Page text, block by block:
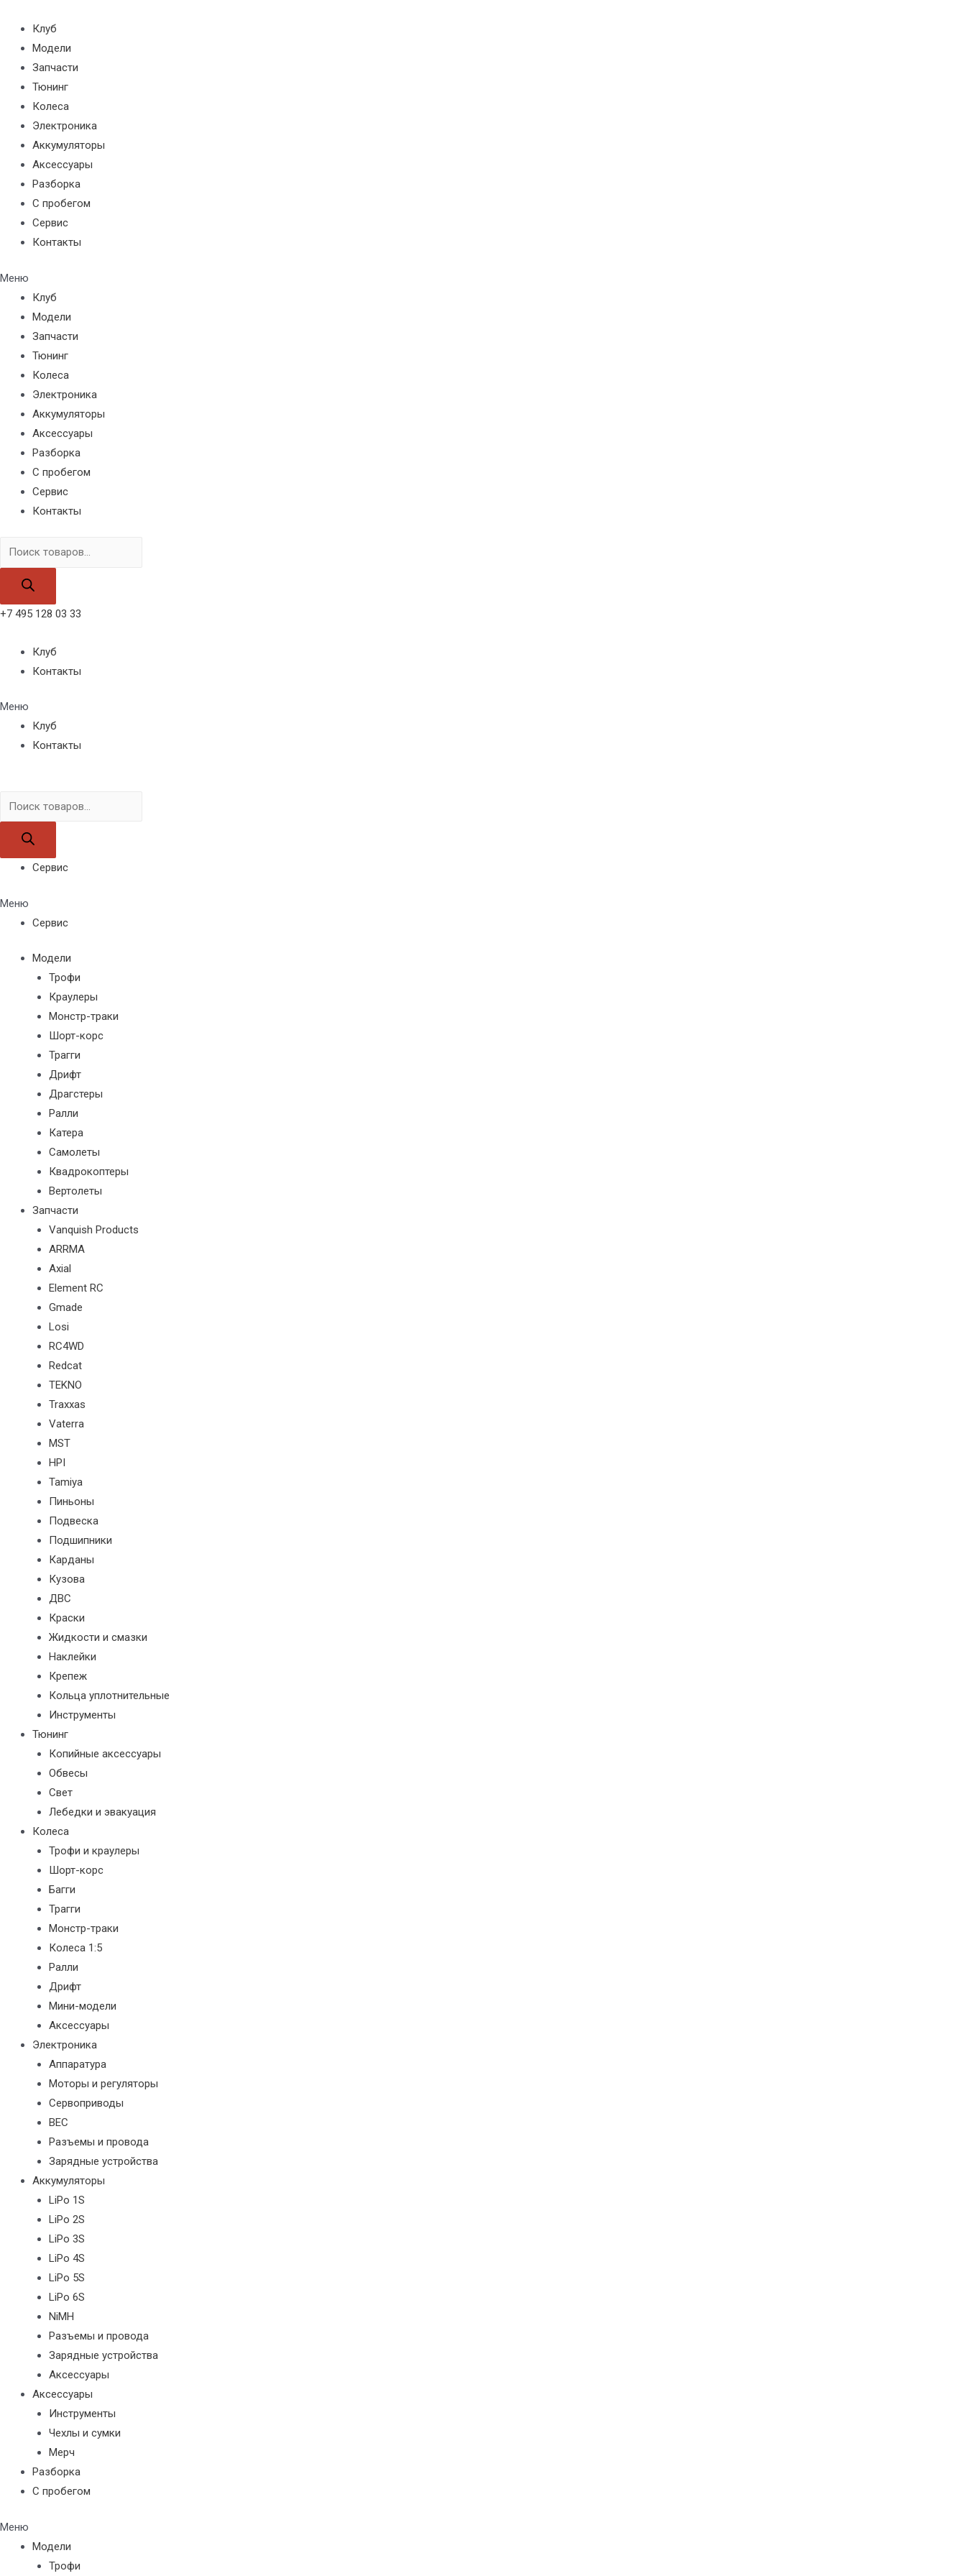
содержимому
Клуб
Модели
Запчасти
Тюнинг
Колеса
Электроника
Аккумуляторы
Аксессуары
Разборка
С пробегом
Сервис
Контакты
Меню
Клуб
Модели
Запчасти
Тюнинг
Колеса
Электроника
Аккумуляторы
Аксессуары
Разборка
С пробегом
Сервис
Контакты
Поиск
товаров
+7 495 128 03 33
Клуб
Контакты
Меню
Клуб
Контакты
Поиск
товаров
Сервис
Меню
Сервис
Модели
Трофи
Краулеры
Монстр-траки
Шорт-корс
Трагги
Дрифт
Драгстеры
Ралли
Катера
Самолеты
Квадрокоптеры
Вертолеты
Запчасти
Vanquish Products
ARRMA
Axial
Element RC
Gmade
Losi
RC4WD
Redcat
TEKNO
Traxxas
Vaterra
MST
HPI
Tamiya
Пиньоны
Подвеска
Подшипники
Карданы
Кузова
ДВС
Краски
Жидкости и смазки
Наклейки
Крепеж
Кольца уплотнительные
Инструменты
Тюнинг
Копийные аксессуары
Обвесы
Свет
Лебедки и эвакуация
Колеса
Трофи и краулеры
Шорт-корс
Багги
Трагги
Монстр-траки
Колеса 1:5
Ралли
Дрифт
Мини-модели
Аксессуары
Электроника
Аппаратура
Моторы и регуляторы
Сервоприводы
BEC
Разъемы и провода
Зарядные устройства
Аккумуляторы
LiPo 1S
LiPo 2S
LiPo 3S
LiPo 4S
LiPo 5S
LiPo 6S
NiMH
Разъемы и провода
Зарядные устройства
Аксессуары
Аксессуары
Инструменты
Чехлы и сумки
Мерч
Разборка
С пробегом
Меню
Модели
Трофи